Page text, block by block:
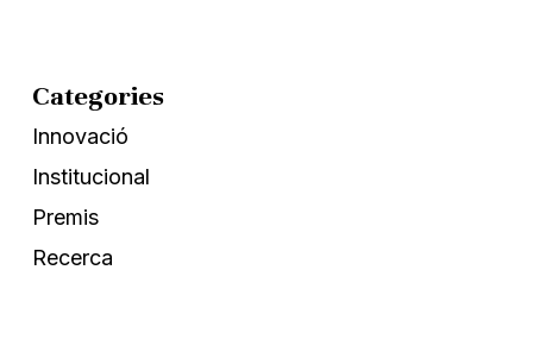
Categories
Innovació
Institucional
Premis
Recerca